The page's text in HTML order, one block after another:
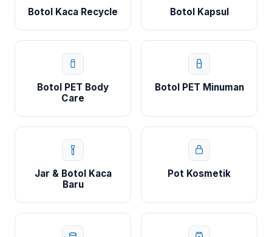
Botol Kaca Recycle Botol Kapsul
Botol PET Body
Care
Botol PET Minuman
Jar & Botol Kaca
Baru
Pot Kosmetik